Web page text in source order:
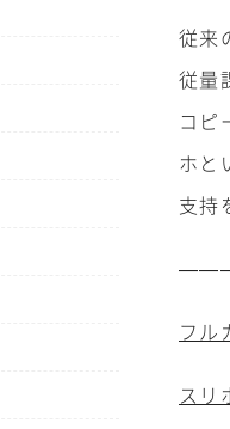
従来
従量
コピ
ホと
支持
フル
スリ